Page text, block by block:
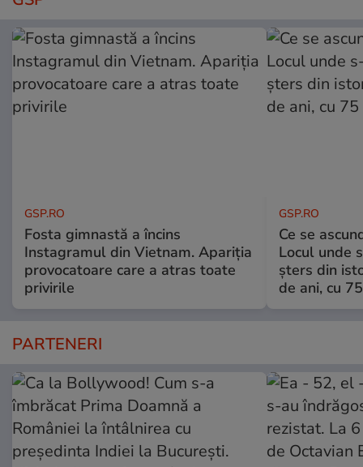
GSP.RO
Fosta gimnastă a încins
Instagramul din Vietnam. Apariția
provocatoare care a atras toate
privirile
GSP.RO
Ce se
Locul unde
șters din
de ani, cu
PARTENERI